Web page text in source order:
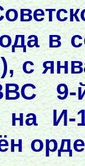
в
с
9-
на И-